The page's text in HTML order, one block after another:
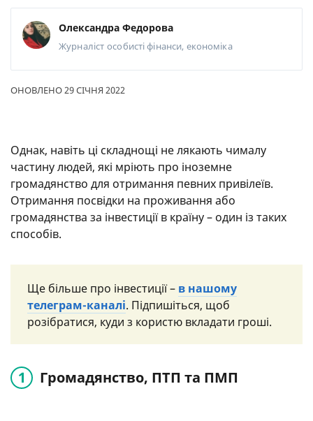
Олександра Федорова
Журналіст особисті фінанси, економіка
ОНОВЛЕНО 29 СІЧНЯ 2022
Однак, навіть ці складнощі не лякають чималу
частину людей, які мріють про іноземне
громадянство для отримання певних привілеїв.
Отримання посвідки на проживання або
громадянства за інвестиції в країну – один із таких
способів.
Ще більше про інвестиції – в нашому
телеграм-каналі. Підпишіться, щоб
розібратися, куди з користю вкладати гроші.
Громадянство, ПТП та ПМП